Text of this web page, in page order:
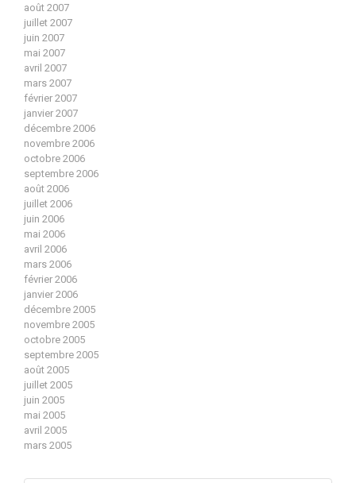
août 2007
juillet 2007
juin 2007
mai 2007
avril 2007
mars 2007
février 2007
janvier 2007
décembre 2006
novembre 2006
octobre 2006
septembre 2006
août 2006
juillet 2006
juin 2006
mai 2006
avril 2006
mars 2006
février 2006
janvier 2006
décembre 2005
novembre 2005
octobre 2005
septembre 2005
août 2005
juillet 2005
juin 2005
mai 2005
avril 2005
mars 2005